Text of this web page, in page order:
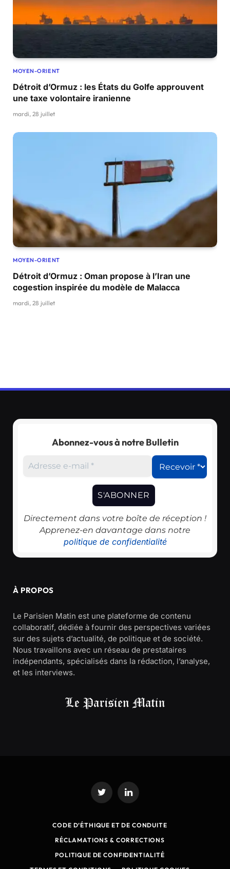
MOYEN-ORIENT
Détroit d’Ormuz : les États du Golfe approuvent
une taxe volontaire iranienne
mardi, 28 juillet
MOYEN-ORIENT
Détroit d’Ormuz : Oman propose à l’Iran une
cogestion inspirée du modèle de Malacca
mardi, 28 juillet
Abonnez-vous à notre Bulletin
Directement dans votre boîte de réception !
Apprenez-en davantage dans notre
politique de confidentialité
À PROPOS
Le Parisien Matin est une plateforme de contenu
collaboratif, dédiée à fournir des perspectives variées
sur des sujets d’actualité, de politique et de société.
Nous travaillons avec un réseau de prestataires
indépendants, spécialisés dans la rédaction, l’analyse,
et les interviews.
Twitter LinkedIn
CODE D’ÉTHIQUE ET DE CONDUITE
RÉCLAMATIONS & CORRECTIONS
POLITIQUE DE CONFIDENTIALITÉ